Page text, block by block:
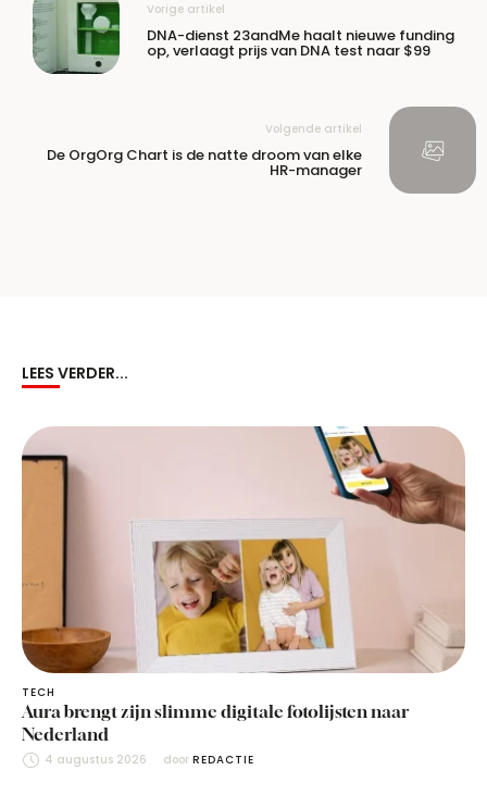
Vorige artikel
DNA-dienst 23andMe haalt nieuwe funding
op, verlaagt prijs van DNA test naar $99
Volgende artikel
De OrgOrg Chart is de natte droom van elke
HR-manager
LEES VERDER...
TECH
Aura brengt zijn slimme digitale fotolijsten naar
Nederland
4 augustus 2026 door REDACTIE